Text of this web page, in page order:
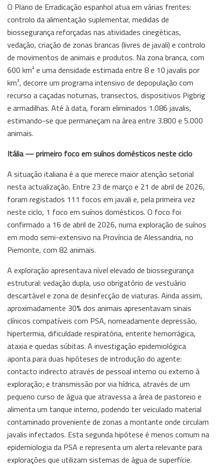
O Plano de Erradicação espanhol atua em várias frentes:
controlo da alimentação suplementar, medidas de
biossegurança reforçadas nas atividades cinegéticas,
vedação, criação de zonas brancas (livres de javali) e controlo
de movimentos de animais e produtos. Na zona branca, com
600 km² e uma densidade estimada entre 8 e 10 javalis por
km², decorre um programa intensivo de depopulação com
recurso a caçadas noturnas, transectos, dispositivos Pigbrig
e armadilhas. Até à data, foram eliminados 1.086 javalis,
estimando-se que permaneçam na área entre 3.800 e 5.000
animais.
Itália — primeiro foco em suínos domésticos neste ciclo
A situação italiana é a que merece maior atenção setorial
nesta actualização. Entre 23 de março e 21 de abril de 2026,
foram registados 111 focos em javali e, pela primeira vez
neste ciclo, 1 foco em suínos domésticos. O foco foi
confirmado a 16 de abril de 2026, numa exploração de suínos
em modo semi-extensivo na Província de Alessandria, no
Piemonte, com 82 animais.
A exploração apresentava nível elevado de biossegurança
estrutural: vedação dupla, uso obrigatório de vestuário
descartável e zona de desinfecção de viaturas. Ainda assim,
aproximadamente 30% dos animais apresentavam sinais
clínicos compatíveis com PSA, nomeadamente depressão,
hipertermia, dificuldade respiratória, enterite hemorrágica,
ataxia e quedas súbitas. A investigação epidemiológica
aponta para duas hipóteses de introdução do agente:
contacto indirecto através de pessoal interno ou externo à
exploração; e transmissão por via hídrica, através de um
pequeno curso de água que atravessa a área de pastoreio e
alimenta um tanque interno, podendo ter veiculado material
contaminado proveniente de zonas a montante onde circulam
javalis infectados. Esta segunda hipótese é menos comum na
epidemiologia da PSA e representa um alerta relevante para
explorações que utilizam sistemas de água de superfície.